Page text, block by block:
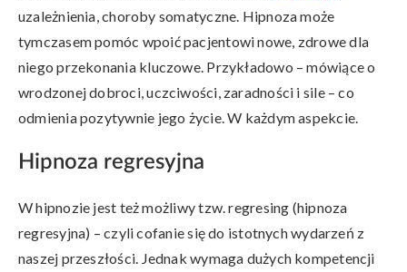
uzależnienia, choroby somatyczne. Hipnoza może
tymczasem pomóc wpoić pacjentowi nowe, zdrowe dla
niego przekonania kluczowe. Przykładowo – mówiące o
wrodzonej dobroci, uczciwości, zaradności i sile – co
odmienia pozytywnie jego życie. W każdym aspekcie.
Hipnoza regresyjna
W hipnozie jest też możliwy tzw. regresing (hipnoza
regresyjna) – czyli cofanie się do istotnych wydarzeń z
naszej przeszłości. Jednak wymaga dużych kompetencji